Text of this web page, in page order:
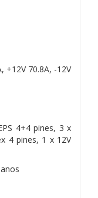
+12V 70.8A, -12V
4+4 pines, 3 x
4 pines, 1 x 12V